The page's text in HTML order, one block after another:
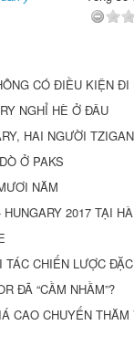
CÓ ĐIỀU KIỆN ĐI
NGHỈ HÈ Ở ĐÂU
HAI NGƯỜI
Ở PAKS
NĂM
2017 TẠI
CHIẾN LƯỢC
ĐÃ “CẦM NHẦM”?
CAO CHUYẾN